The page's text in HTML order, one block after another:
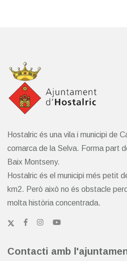
Hostalric és una vila i municipi de
comarca de la Selva. Forma part
Baix Montseny.
Hostalric és el municipi més petit
km2. Però això no és obstacle
molta història concentrada.
Contacti amb